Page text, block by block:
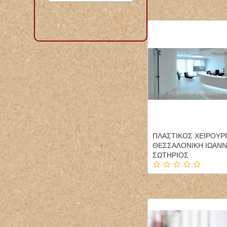
ΠΛΑΣΤΙΚΟΣ
ΘΕΣΣΑΛΟΝΙΚΗ
ΣΩΤΗΡΙΟΣ